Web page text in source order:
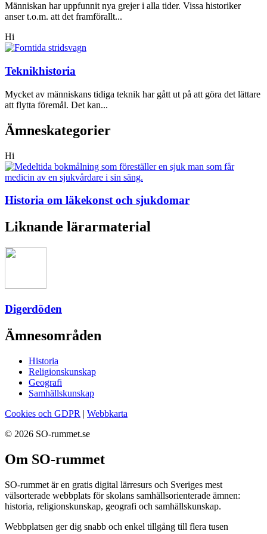
Människan har uppfunnit nya grejer i alla tider. Vissa historiker
anser t.o.m. att det framförallt...
Hi
Teknikhistoria
Mycket av människans tidiga teknik har gått ut på att göra det lättare
att flytta föremål. Det kan...
Ämneskategorier
Hi
Historia om läkekonst och sjukdomar
Liknande lärarmaterial
Digerdöden
Ämnesområden
Historia
Religionskunskap
Geografi
Samhällskunskap
Cookies och GDPR | Webbkarta
© 2026 SO-rummet.se
Om SO-rummet
SO-rummet är en gratis digital lärresurs och Sveriges mest
välsorterade webbplats för skolans samhällsorienterade ämnen:
historia, religionskunskap, geografi och samhällskunskap.
Webbplatsen ger dig snabb och enkel tillgång till flera tusen